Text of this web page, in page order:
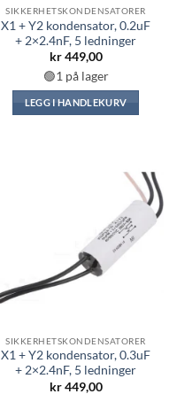
SIKKERHETSKONDENSATORER
X1 + Y2 kondensator, 0.2uF
+ 2×2.4nF, 5 ledninger
kr449,00
🟢1 på lager
LEGG I HANDLEKURV
SIKKERHETSKONDENSATORER
X1 + Y2 kondensator, 0.3uF
+ 2×2.4nF, 5 ledninger
kr449,00